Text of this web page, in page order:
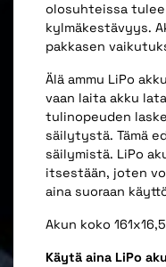
olosuhteissa
kylmäkestävyys.
pakkasen
Älä ammu LiPo
vaan laita akku
tulinopeuden
säilytystä. Tämä
säilymistä. LiPo
itsestään, joten
aina suoraan
Akun koko
Käytä aina LiPo